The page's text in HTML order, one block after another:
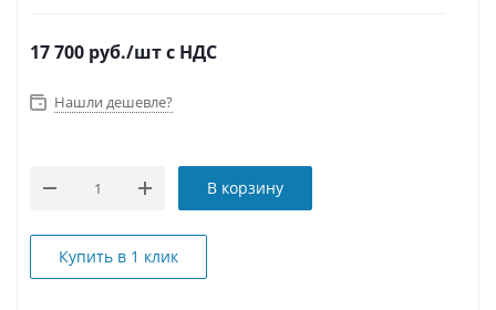
17 700 руб./штс НДС
Нашли дешевле?
В корзину
Купить в 1 клик